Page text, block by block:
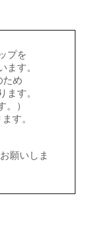
プを
ます。
ため
ます。
。）
す。
願いしま